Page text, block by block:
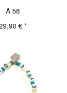
A 58
€ *